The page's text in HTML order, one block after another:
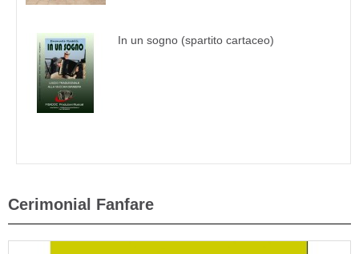
In un sogno (spartito cartaceo)
Cerimonial Fanfare